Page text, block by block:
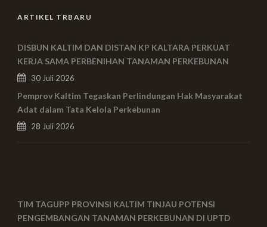
ARTIKEL TRBARU
DISBUN KALTIM DAN DISTAN KP KALTARA PERKUAT
KERJA SAMA PERBENIHAN TANAMAN PERKEBUNAN
30 Juli 2026
Pemprov Kaltim Tegaskan Perlindungan Hak Masyarakat
Adat dalam Tata Kelola Perkebunan
28 Juli 2026
TIM TAGUPP PROVINSI KALTIM TINJAU POTENSI
PENGEMBANGAN TANAMAN PERKEBUNAN DI UPTD